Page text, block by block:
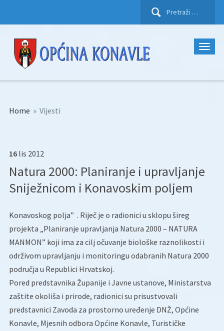
Pretraži:
Home » Vijesti
16 lis 2012
Natura 2000: Planiranje i upravljanje
Sniježnicom i Konavoskim poljem
Konavoskog polja” . Riječ je o radionici u sklopu šireg
projekta „Planiranje upravljanja Natura 2000 – NATURA
MANMON” koji ima za cilj očuvanje biološke raznolikosti i
održivom upravljanju i monitoringu odabranih Natura 2000
područja u Republici Hrvatskoj.
Pored predstavnika Županije i Javne ustanove, Ministarstva
zaštite okoliša i prirode, radionici su prisustvovali
predstavnici Zavoda za prostorno uređenje DNŽ, Općine
Konavle, Mjesnih odbora Općine Konavle, Turističke